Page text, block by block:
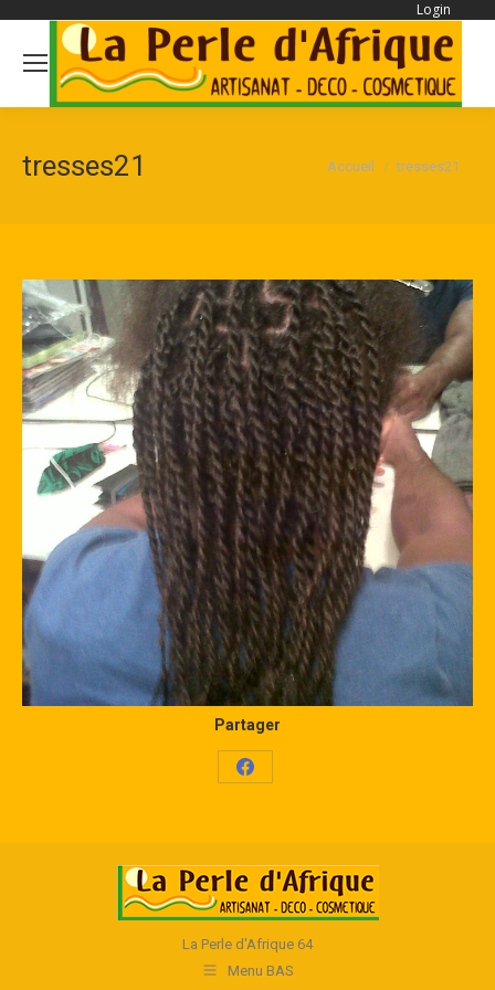
Login
tresses21 Vous êtes ici :
Accueil tresses21
Partager
Share
La Perle d'Afrique 64
Menu BAS